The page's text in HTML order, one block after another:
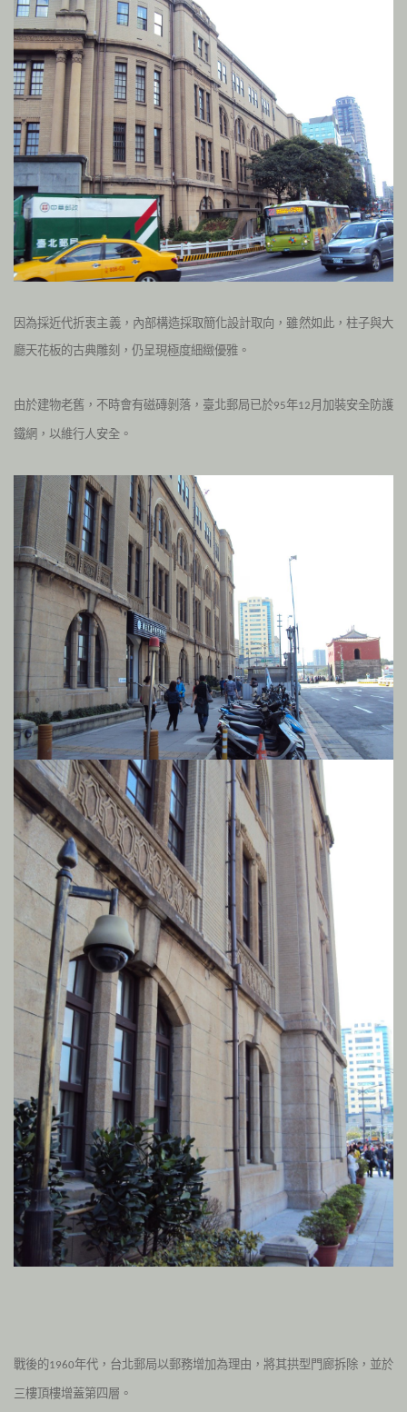
因為採近代折衷主義，內部構造採取簡化設計取向，雖然如此，柱子與大
廳天花板的古典雕刻，仍呈現極度細緻優雅。
由於建物老舊，不時會有磁磚剝落，臺北郵局已於95年12月加裝安全防護
鐵網，以維行人安全。
戰後的1960年代，台北郵局以郵務增加為理由，將其拱型門廊拆除，並於
三樓頂樓增蓋第四層。